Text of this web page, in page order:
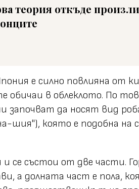
теория откъде
е силно повлияна от
обичаи в облеклото. По
започват да носят вид
шия"), която е подобна на
и се състои от две части.
а долната част е пола,